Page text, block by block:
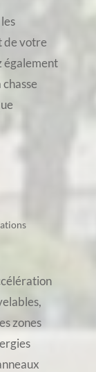
de votre
également
zones